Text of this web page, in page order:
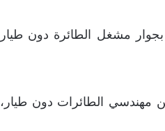
مشغل الطائرة دون طيار
مهندسي الطائرات دون طيار،